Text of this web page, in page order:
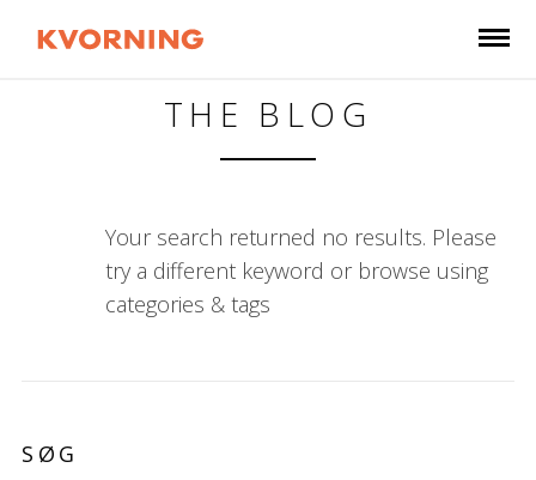
THE BLOG
Your search returned no results. Please
try a different keyword or browse using
categories & tags
SØG